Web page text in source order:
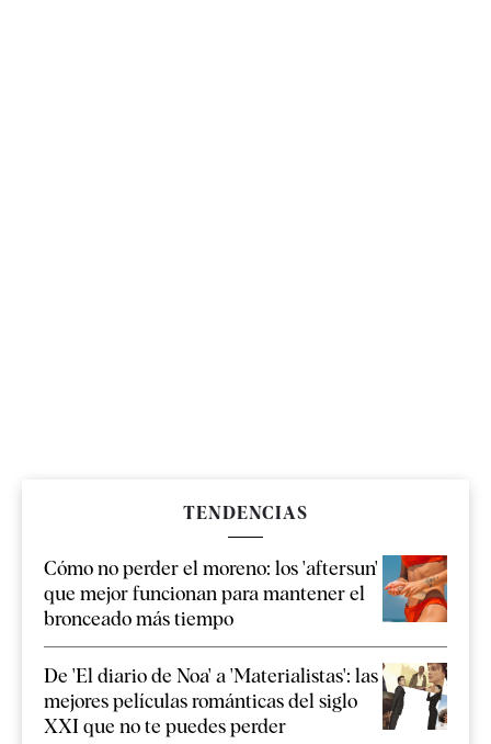
TENDENCIAS
Cómo no perder el moreno: los 'aftersun'
que mejor funcionan para mantener el
bronceado más tiempo
De 'El diario de Noa' a 'Materialistas': las
mejores películas románticas del siglo
XXI que no te puedes perder